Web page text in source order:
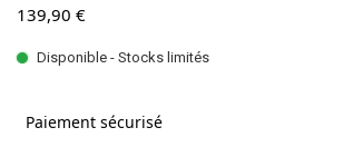
139,90 €
Disponible - Stocks limités
Paiement sécurisé